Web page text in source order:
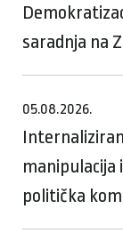
saradnja na
05.08.2026.
manipulacija
politička